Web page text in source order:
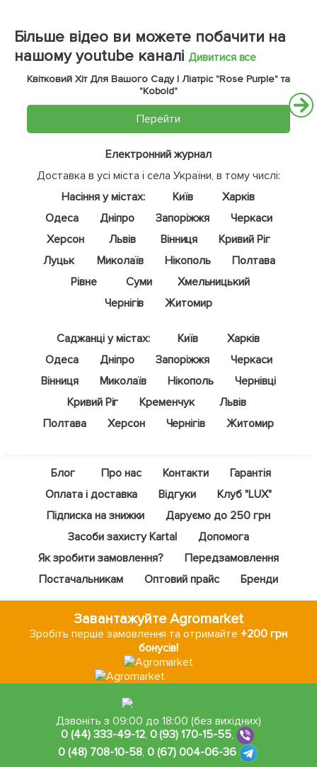
Більше відео ви можете побачити на
нашому youtube каналі Дивитися все
Квітковий Хіт Для Вашого Саду | Ліатріс "Rose Purple" та
"Kobold"
Перейти
Електронний журнал
Доставка в усі міста і села України, в тому числі:
Насіння у містах:
Київ
Харків
Одеса
Дніпро Запоріжжя
Черкаси
Херсон
Львів Вінниця
Кривий Ріг
Луцьк
Миколаїв Нікополь
Полтава
Рівне
Суми
Хмельницький
Чернігів
Житомир
Саджанці у містах: Київ
Харків
Одеса
Дніпро Запоріжжя
Черкаси
Вінниця
Миколаїв Нікополь
Чернівці
Кривий Ріг
Кременчук
Львів
Полтава
Херсон Чернігів Житомир
Блог Про нас Контакти
Гарантія
Оплата і доставка
Відгуки
Клуб "LUX"
Підписка на знижки
Даруємо до 250 грн
Засоби захисту Kartal
Допомога
Як зробити замовлення?
Передзамовлення
Постачальникам
Оптовий прайс Бренди
Завантажуйте Agromarket
Зробіть перше замовлення та отримайте+200 грн
бонусів!
Дзвоніть з 09:00 до 18:00 (без вихідних)
0 (44) 333-49-12, 0 (93) 170-15-55,
0 (48) 708-10-58, 0 (67) 004-06-36